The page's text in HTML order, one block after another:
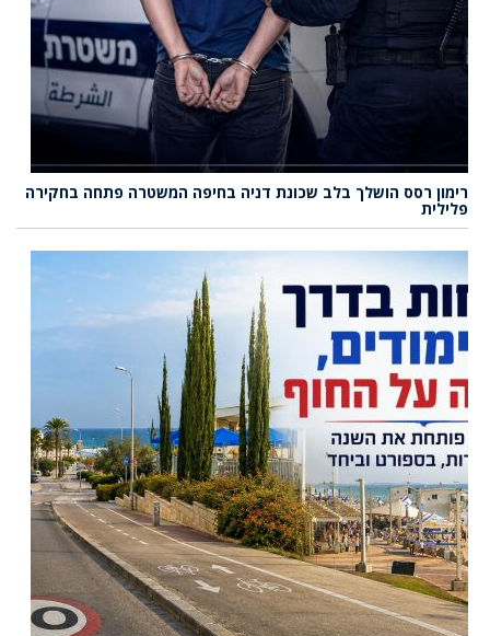
רימון רסס הושלך בלב שכונת דניה בחיפה המשטרה פתחה בחקירה
פלילית